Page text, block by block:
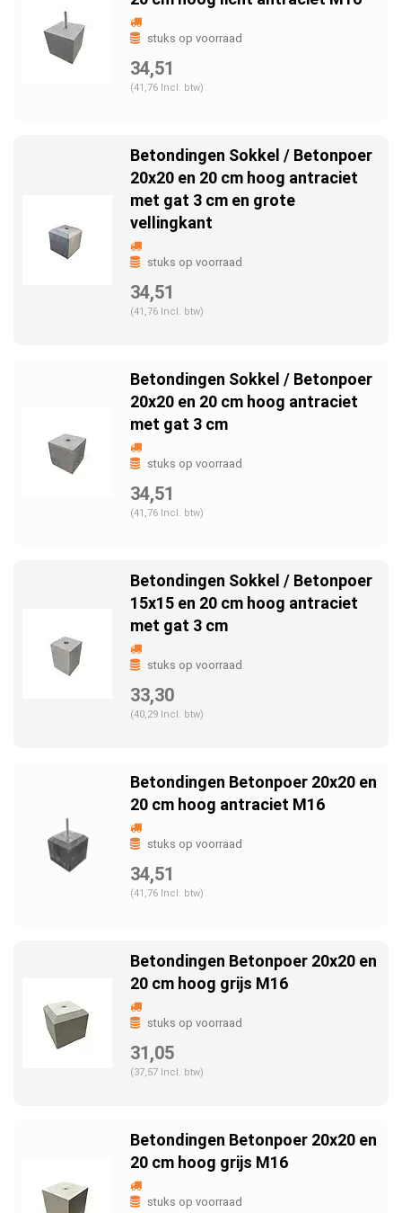
stuks op voorraad
34,51
(41,76 Incl. btw)
Betondingen Sokkel / Betonpoer
20x20 en 20 cm hoog antraciet
met gat 3 cm en grote
vellingkant
stuks op voorraad
34,51
(41,76 Incl. btw)
Betondingen Sokkel / Betonpoer
20x20 en 20 cm hoog antraciet
met gat 3 cm
stuks op voorraad
34,51
(41,76 Incl. btw)
Betondingen Sokkel / Betonpoer
15x15 en 20 cm hoog antraciet
met gat 3 cm
stuks op voorraad
33,30
(40,29 Incl. btw)
Betondingen Betonpoer 20x20 en
20 cm hoog antraciet M16
stuks op voorraad
34,51
(41,76 Incl. btw)
Betondingen Betonpoer 20x20 en
20 cm hoog grijs M16
stuks op voorraad
31,05
(37,57 Incl. btw)
Betondingen Betonpoer 20x20 en
20 cm hoog grijs M16
stuks op voorraad